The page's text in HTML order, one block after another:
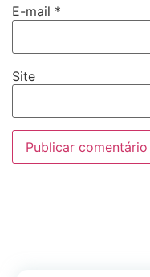
E-mail *
Site